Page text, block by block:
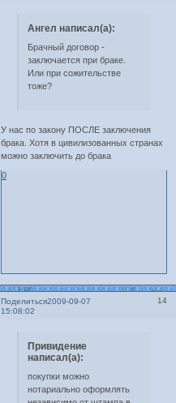
Ангел написал(а):
Брачный договор -
заключается при браке.
Или при сожительстве
тоже?
У нас по закону ПОСЛЕ заключения
брака. Хотя в цивилизованных странах
можно заключить до брака
0
Поделиться 14
2009-09-07
15:08:02
Привидение
написал(а):
покупки можно
нотариально оформлять